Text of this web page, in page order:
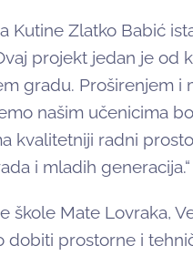
Kutine Zlatko Babić
projekt jedan je od
gradu. Proširenjem i
našim učenicima
kvalitetniji radni
i mladih generacija.“
škole Mate Lovraka,
dobiti prostorne i